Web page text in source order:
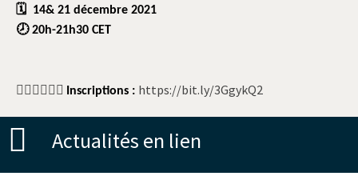
🗓 14& 21 décembre 2021
🕗20h-21h30 CET
👉🏽👉🏽👉🏽 Inscriptions : https://bit.ly/3GgykQ2
Actualités en lien